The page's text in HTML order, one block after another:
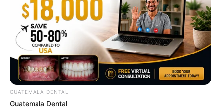
Why this ordinary drink is the secret to feeling your
best every day
CTA LOVE
GUATEMALA DENTAL
Guatemala Dental